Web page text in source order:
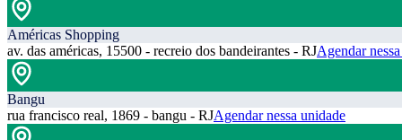
Américas Shopping
av. das américas, 15500 - recreio dos bandeirantes - RJAgendar
Bangu
rua francisco real, 1869 - bangu - RJAgendar nessa unidade